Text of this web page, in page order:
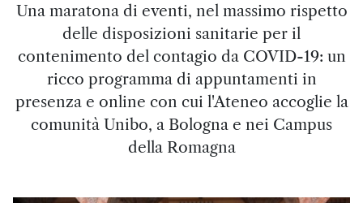
Una maratona di eventi, nel massimo rispetto
delle disposizioni sanitarie per il
contenimento del contagio da COVID-19: un
ricco programma di appuntamenti in
presenza e online con cui l'Ateneo accoglie la
comunità Unibo, a Bologna e nei Campus
della Romagna